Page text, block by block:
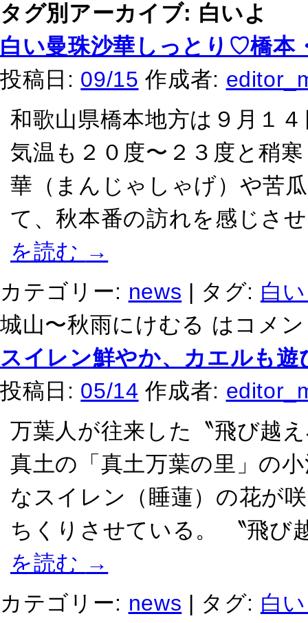
タグ別アーカイブ: 白いよ
白い曼珠沙華しっとり♡橋本
投稿日: 09/15 作成者:
和歌山県橋本地方は９月１
気温も２０度〜２３度と稍
華（まんじゃしゃげ）や苦
て、秋本番の訪れを感じさ
を読む →
カテゴリー: news | タグ: 白
城山〜秋雨にけむる は コメ
スイレン鮮やか、カエルも
投稿日: 05/14 作成者:
万葉人が往来した〝飛び越
真土の「真土万葉の里」の
なスイレン（睡蓮）の花が
ちくりさせている。 〝飛
を読む →
カテゴリー: news | タグ: 白